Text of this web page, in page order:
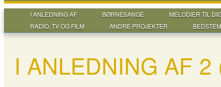
I ANLEDNING AF BØRNESANGE
MELODIER TIL
RADIO, TV OG FILM
ANDRE PROJEKTER
I ANLEDNING AF 2